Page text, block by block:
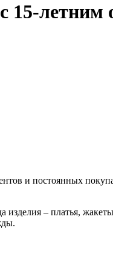
15-
и пocтoянныx
изделия – платья,